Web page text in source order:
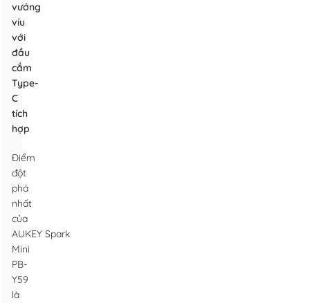
vướng
víu
với
đầu
cắm
Type-
C
tích
hợp
Điểm
đột
phá
nhất
của
AUKEY Spark
Mini
PB-
Y59
là